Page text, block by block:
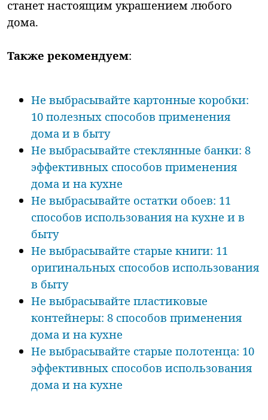
станет настоящим украшением любого
дома.
Также рекомендуем:
Не выбрасывайте картонные коробки:
10 полезных способов применения
дома и в быту
Не выбрасывайте стеклянные банки: 8
эффективных способов применения
дома и на кухне
Не выбрасывайте остатки обоев: 11
способов использования на кухне и в
быту
Не выбрасывайте старые книги: 11
оригинальных способов использования
в быту
Не выбрасывайте пластиковые
контейнеры: 8 способов применения
дома и на кухне
Не выбрасывайте старые полотенца: 10
эффективных способов использования
дома и на кухне